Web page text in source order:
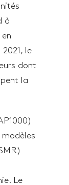
à
le
dont
la
Le